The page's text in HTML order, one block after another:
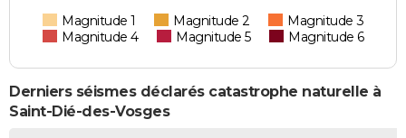
Magnitude 1 Magnitude 2
Magnitude 3
Magnitude 4
Magnitude 5 Magnitude 6
Derniers séismes déclarés catastrophe naturelle à
Saint-Dié-des-Vosges